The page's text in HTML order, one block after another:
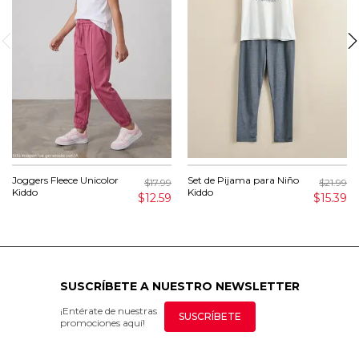
Joggers Fleece Unicolor
Kiddo
$17.99
$12.59
Set de Pijama para Niño
Kiddo
$21.99
$15.39
SUSCRÍBETE A NUESTRO NEWSLETTER
¡Entérate de nuestras
promociones aquí!
SUSCRÍBETE